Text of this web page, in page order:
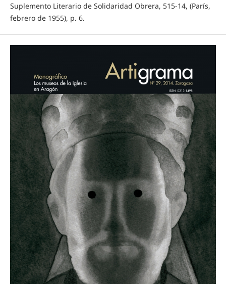
Suplemento Literario de Solidaridad Obrera, 515-14, (París,
febrero de 1955), p. 6.